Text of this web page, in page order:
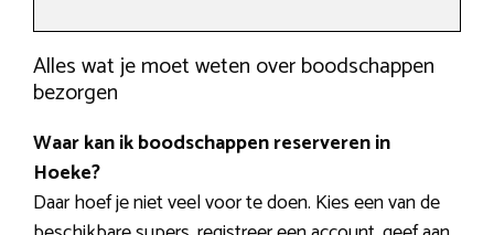
Alles wat je moet weten over boodschappen
bezorgen
Waar kan ik boodschappen reserveren in
Hoeke?
Daar hoef je niet veel voor te doen. Kies een van de